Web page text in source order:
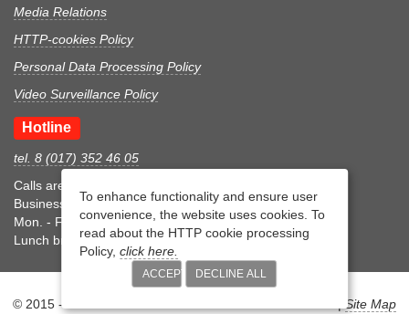
Media Relations
HTTP-cookies Policy
Personal Data Processing Policy
Video Surveillance Policy
Hotline
tel. 8 (017) 352 46 05
Calls are accepted during business hours
Business hours
Mon. - Fri.: 8:30-17:15
Lunch break 12:00-12:45
© 2015 - 2026 Belarusian State Centre for Accreditation | Site Map
To enhance functionality and ensure user
convenience, the website uses cookies. To
read about the HTTP cookie processing
Policy,click here.
ACCEPT DECLINE ALL